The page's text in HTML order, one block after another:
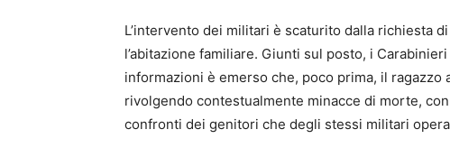
L’intervento dei militari è scaturito dalla richiesta
l’abitazione familiare. Giunti sul posto, i
informazioni è emerso che, poco prima, il
rivolgendo contestualmente minacce di morte,
confronti dei genitori che degli stessi militari